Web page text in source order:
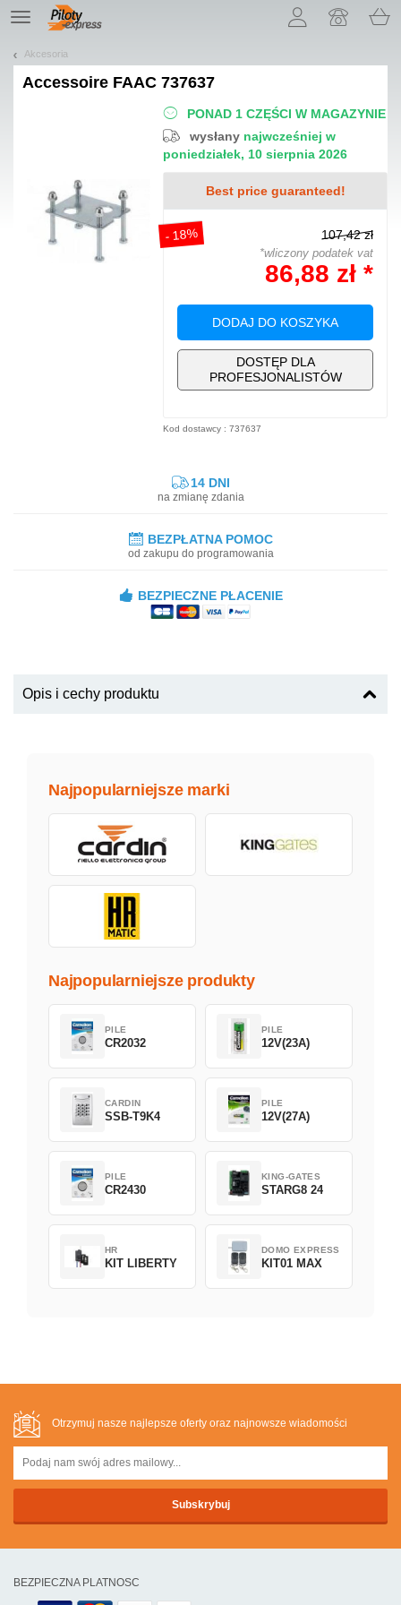
TE
navigation
Akcesoria
Accessoire FAAC 737637
PONAD 1 CZĘŚCI W MAGAZYNIE
wysłany najwcześniej w
poniedziałek, 10 sierpnia 2026
Best price guaranteed!
- 18% 107,42 zł
*wliczony podatek vat
86,88 zł *
DODAJ DO KOSZYKA
DOSTĘP DLA
PROFESJONALISTÓW
Kod dostawcy : 737637
14 DNI
na zmianę zdania
BEZPŁATNA POMOC
od zakupu do programowania
BEZPIECZNE PŁACENIE
Opis i cechy produktu
Najpopularniejsze marki
Najpopularniejsze produkty
PILE
CR2032
PILE
12V(23A)
CARDIN
SSB-T9K4
PILE
12V(27A)
PILE
CR2430
KING-GATES
STARG8 24
HR
KIT LIBERTY
DOMO EXPRESS
KIT01 MAX
Otrzymuj nasze najlepsze oferty oraz najnowsze wiadomości
BEZPIECZNA PLATNOSC
Pozwól, że przedstawimy nasze ciasteczka!